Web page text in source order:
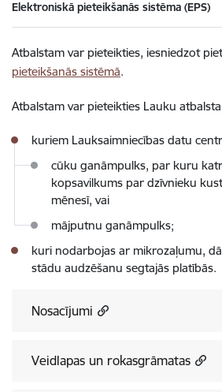
Elektroniskā pieteikšanās sistēma (EPS)
Atbalstam var pieteikties, iesniedzot
pieteikšanās sistēmā.
Atbalstam var pieteikties Lauku
kuriem Lauksaimniecības datu
cūku ganāmpulks, par kuru
kopsavilkums par dzīvnieku
mēnesī, vai
mājputnu ganāmpulks;
kuri nodarbojas ar mikrozaļumu,
stādu audzēšanu segtajās platībās.
Nosacījumi
Veidlapas un rokasgrāmatas